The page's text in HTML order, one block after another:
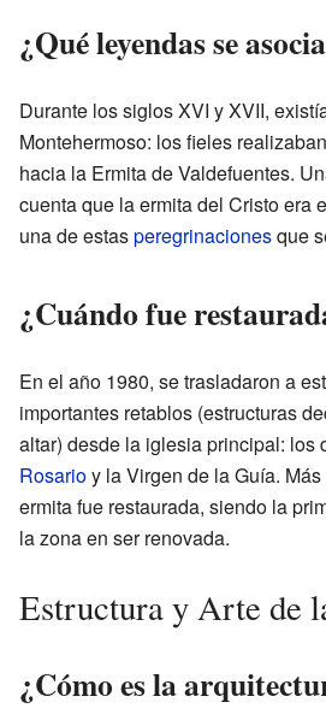
¿Qué leyendas se
Durante los siglos XVI y XVII,
Montehermoso: los fieles
hacia la Ermita de Valdefuentes.
cuenta que la ermita del Cristo era
una de estasperegrinacionesque
¿Cuándo fue
En el año 1980, se trasladaron a
importantes retablos (estructuras
altar) desde la iglesia principal: los
Rosarioy la Virgen de la Guía.
ermita fue restaurada, siendo la
la zona en ser renovada.
Estructura y Arte de
¿Cómo es la